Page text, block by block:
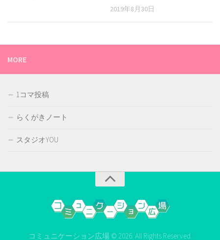
2019年8月30日
MORE
1コマ投稿
らくがきノート
スタジオYOU
コミュニケーション広場 © 2026. All Rights Reserved.